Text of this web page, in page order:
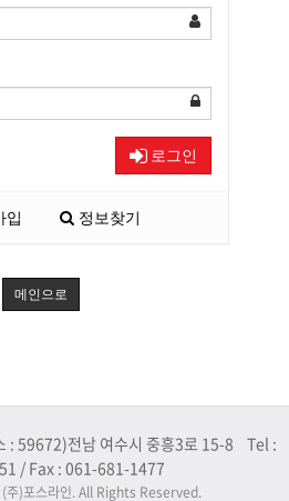
로그인
입 정보찾기
메인으로
: 59672)전남 여수시 중흥3로 15-8 Tel :
/ Fax : 061-681-1477
)포스라인. All Rights Reserved.